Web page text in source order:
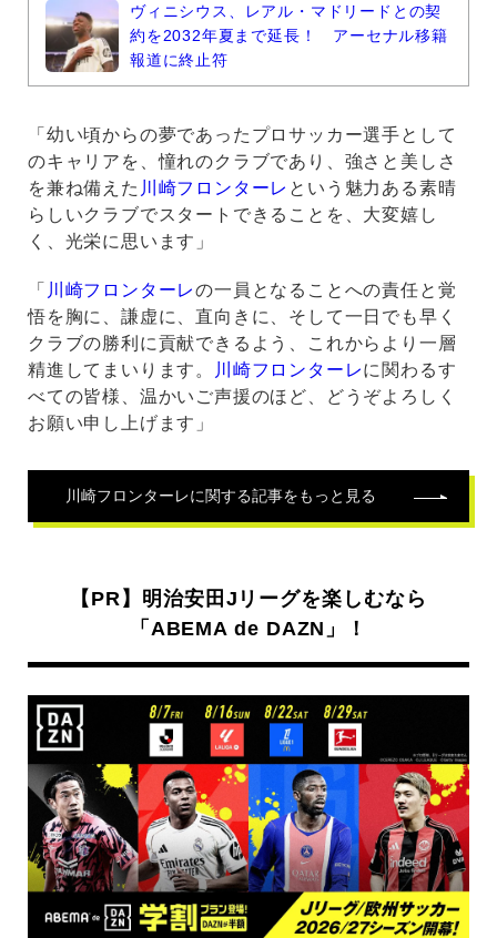
ヴィニシウス、レアル・マドリードとの契
約を2032年夏まで延長！ アーセナル移籍
報道に終止符
「幼い頃からの夢であったプロサッカー選手として
のキャリアを、憧れのクラブであり、強さと美しさ
を兼ね備えた 川崎フロンターレ という魅力ある素晴
らしいクラブでスタートできることを、大変嬉し
く、光栄に思います」
「 川崎フロンターレの一員となることへの責任と覚
悟を胸に、謙虚に、直向きに、そして一日でも早く
クラブの勝利に貢献できるよう、これからより一層
精進してまいります。
川崎フロンターレに関わるす
べての皆様、温かいご声援のほど、どうぞよろしく
お願い申し上げます」
川崎フロンターレに関する記事をもっと見る
【PR】明治安田Jリーグを楽しむなら
「ABEMA de DAZN」！